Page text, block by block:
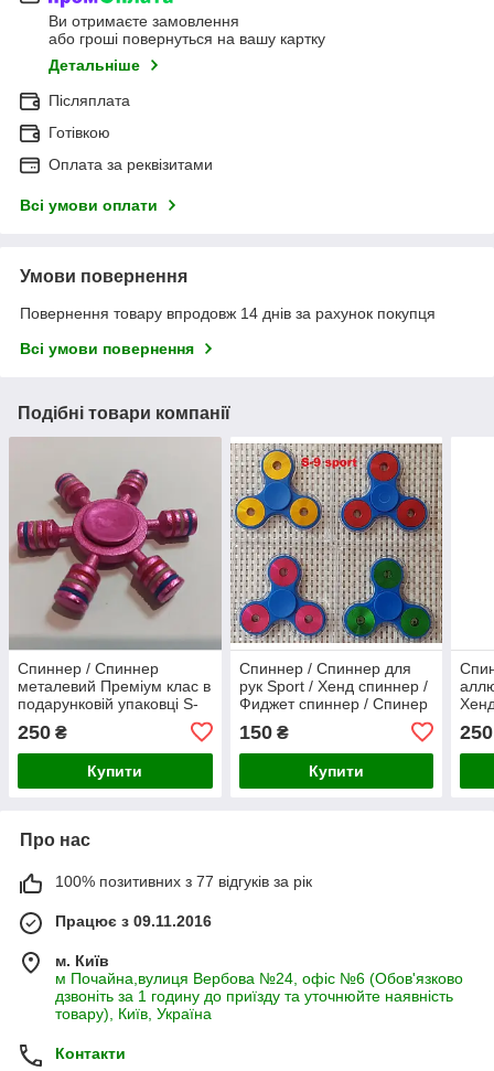
Ви отримаєте замовлення
або гроші повернуться на вашу картку
Детальніше
Післяплата
Готівкою
Оплата за реквізитами
Всі умови оплати
Умови повернення
Повернення товару впродовж 14 днів за рахунок покупця
Всі умови повернення
Подібні товари компанії
Спиннер / Спиннер
металевий Преміум клас в
подарунковій упаковці S-
Фиджет спиннер
250 ₴
Купити
Спиннер / Спиннер для
рук Sport / Хенд спиннер /
Фиджет спиннер / Спинер
150₴
Купити
250
Про нас
100% позитивних з 77 відгуків за рік
Працює з 09.11.2016
м. Київ
м Почайна,вулиця Вербова №24, офіс №6 (Обов'язково
дзвоніть за 1 годину до приїзду та уточнюйте наявність
товару), Київ, Україна
Контакти